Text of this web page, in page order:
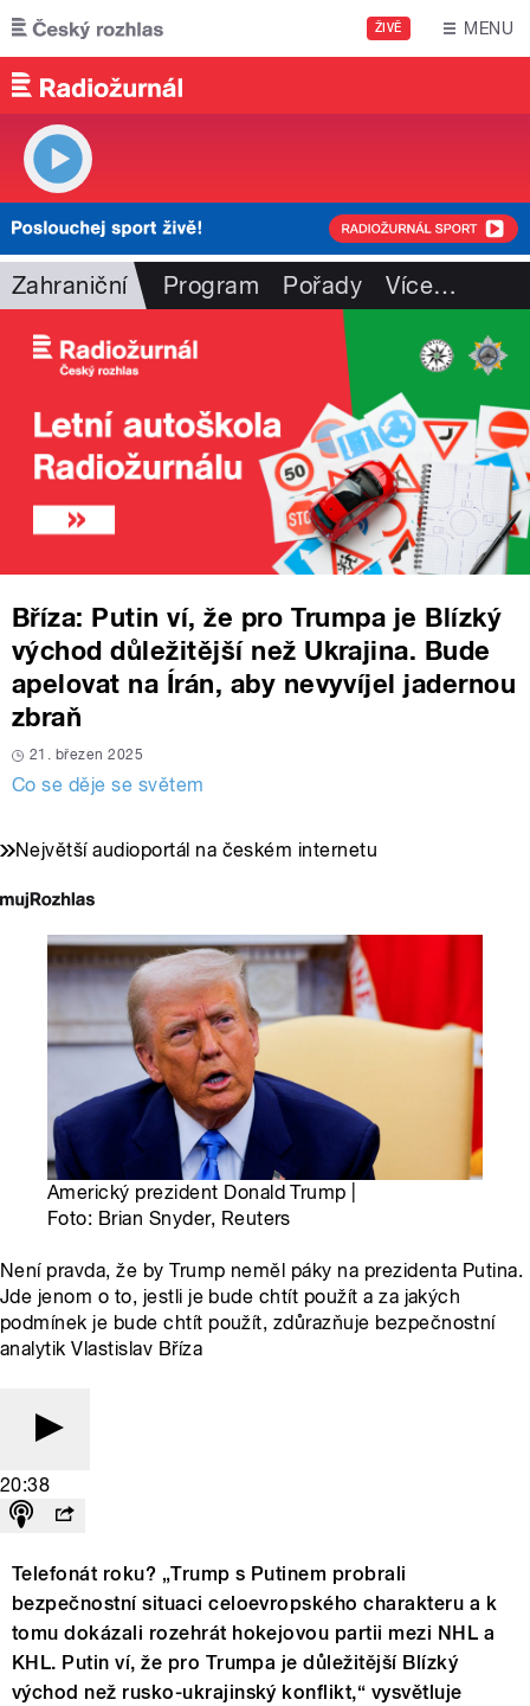
Přejít k hlavnímu obsahu
ŽIVĚ MENU
Zahraniční Program Pořady Více…
Bříza: Putin ví, že pro Trumpa je Blízký
východ důležitější než Ukrajina. Bude
apelovat na Írán, aby nevyvíjel jadernou
zbraň
21. březen 2025
Co se děje se světem
Největší audioportál na českém internetu
Americký prezident Donald Trump |
Foto: Brian Snyder, Reuters
Není pravda, že by Trump neměl páky na prezidenta Putina.
Jde jenom o to, jestli je bude chtít použít a za jakých
podmínek je bude chtít použít, zdůrazňuje bezpečnostní
analytik Vlastislav Bříza
20:38
Telefonát roku? „Trump s Putinem probrali
bezpečnostní situaci celoevropského charakteru a k
tomu dokázali rozehrát hokejovou partii mezi NHL a
KHL. Putin ví, že pro Trumpa je důležitější Blízký
východ než rusko-ukrajinský konflikt,“ vysvětluje